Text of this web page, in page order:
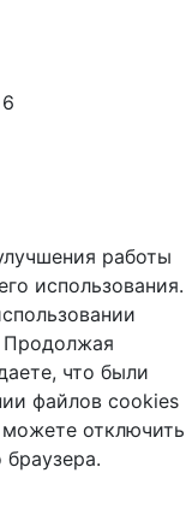
работы
использования.
Продолжая
что были
файлов cookies
отключить